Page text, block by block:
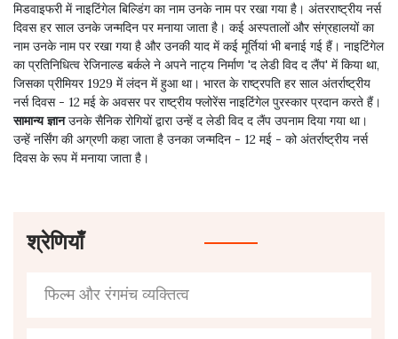
मिडवाइफरी में नाइटिंगेल बिल्डिंग का नाम उनके नाम पर रखा गया है। अंतरराष्ट्रीय नर्स
दिवस हर साल उनके जन्मदिन पर मनाया जाता है। कई अस्पतालों और संग्रहालयों का
नाम उनके नाम पर रखा गया है और उनकी याद में कई मूर्तियां भी बनाई गई हैं। नाइटिंगेल
का प्रतिनिधित्व रेजिनाल्ड बर्कले ने अपने नाट्य निर्माण 'द लेडी विद द लैंप' में किया था,
जिसका प्रीमियर 1929 में लंदन में हुआ था। भारत के राष्ट्रपति हर साल अंतर्राष्ट्रीय
नर्स दिवस - 12 मई के अवसर पर राष्ट्रीय फ्लोरेंस नाइटिंगेल पुरस्कार प्रदान करते हैं।
सामान्य ज्ञानउनके सैनिक रोगियों द्वारा उन्हें द लेडी विद द लैंप उपनाम दिया गया था।
उन्हें नर्सिंग की अग्रणी कहा जाता है उनका जन्मदिन - 12 मई - को अंतर्राष्ट्रीय नर्स
दिवस के रूप में मनाया जाता है।
श्रेणियाँ
फिल्म और रंगमंच व्यक्तित्व